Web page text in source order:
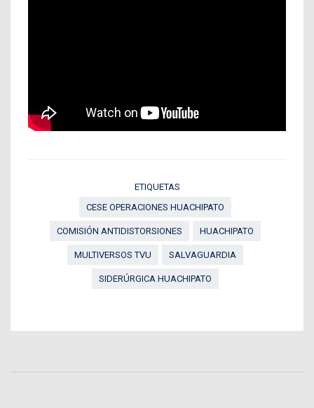
ETIQUETAS
CESE OPERACIONES HUACHIPATO
COMISIÓN ANTIDISTORSIONES HUACHIPATO
MULTIVERSOS TVU SALVAGUARDIA
SIDERÚRGICA HUACHIPATO